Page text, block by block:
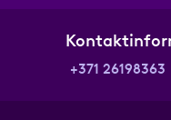
+371 26198363